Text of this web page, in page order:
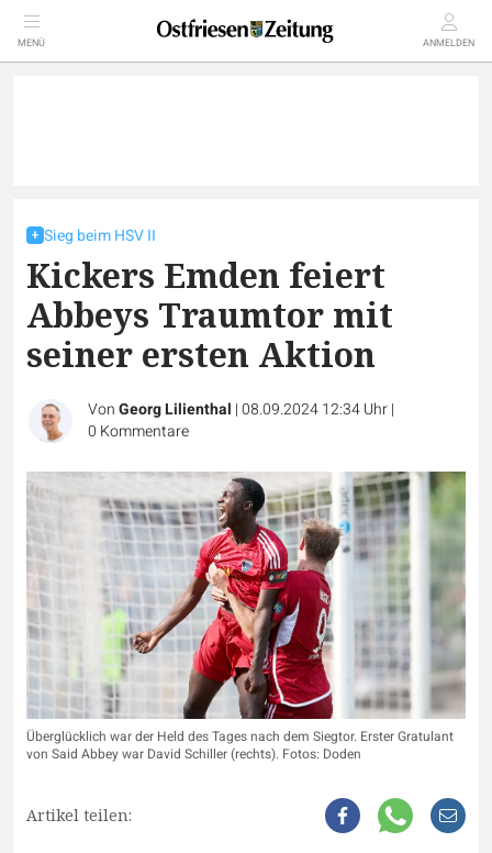
MENÜ ANMELDEN
Sieg beim HSV II
Kickers Emden feiert
Abbeys Traumtor mit
seiner ersten Aktion
VonGeorg Lilienthal |08.09.2024 12:34 Uhr|
0 Kommentare
Überglücklich war der Held des Tages nach dem Siegtor. Erster Gratulant
von Said Abbey war David Schiller (rechts). Fotos: Doden
Artikel teilen: